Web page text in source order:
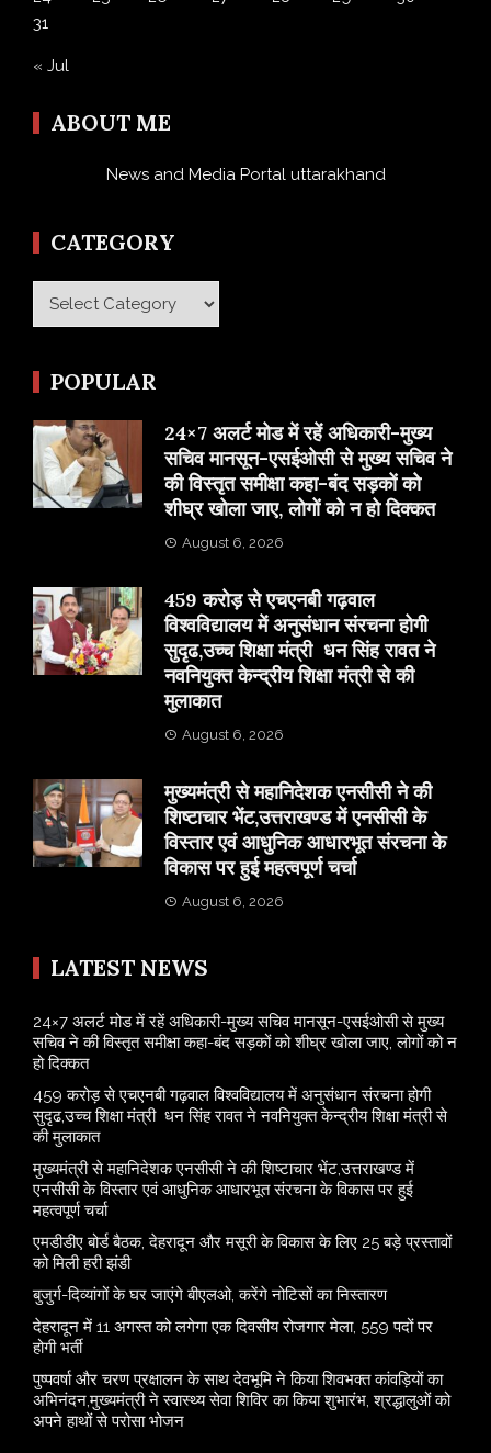
31
« Jul
ABOUT ME
News and Media Portal uttarakhand
CATEGORY
Category
POPULAR
24×7 अलर्ट मोड में रहें अधिकारी-मुख्य
सचिव मानसून-एसईओसी से मुख्य सचिव ने
की विस्तृत समीक्षा कहा-बंद सड़कों को
शीघ्र खोला जाए, लोगों को न हो दिक्कत
August 6, 2026
459 करोड़ से एचएनबी गढ़वाल
विश्वविद्यालय में अनुसंधान संरचना होगी
सुदृढ,उच्च शिक्षा मंत्री धन सिंह रावत ने
नवनियुक्त केन्द्रीय शिक्षा मंत्री से की
मुलाकात
August 6, 2026
मुख्यमंत्री से महानिदेशक एनसीसी ने की
शिष्टाचार भेंट,उत्तराखण्ड में एनसीसी के
विस्तार एवं आधुनिक आधारभूत संरचना के
विकास पर हुई महत्वपूर्ण चर्चा
August 6, 2026
LATEST NEWS
24×7 अलर्ट मोड में रहें अधिकारी-मुख्य सचिव मानसून-एसईओसी से मुख्य
सचिव ने की विस्तृत समीक्षा कहा-बंद सड़कों को शीघ्र खोला जाए, लोगों को न
हो दिक्कत
459 करोड़ से एचएनबी गढ़वाल विश्वविद्यालय में अनुसंधान संरचना होगी
सुदृढ,उच्च शिक्षा मंत्री धन सिंह रावत ने नवनियुक्त केन्द्रीय शिक्षा मंत्री से
की मुलाकात
मुख्यमंत्री से महानिदेशक एनसीसी ने की शिष्टाचार भेंट,उत्तराखण्ड में
एनसीसी के विस्तार एवं आधुनिक आधारभूत संरचना के विकास पर हुई
महत्वपूर्ण चर्चा
एमडीडीए बोर्ड बैठक, देहरादून और मसूरी के विकास के लिए 25 बड़े प्रस्तावों
को मिली हरी झंडी
बुजुर्ग-दिव्यांगों के घर जाएंगे बीएलओ, करेंगे नोटिसों का निस्तारण
​देहरादून में 11 अगस्त को लगेगा एक दिवसीय रोजगार मेला, 559 पदों पर
होगी भर्ती
पुष्पवर्षा और चरण प्रक्षालन के साथ देवभूमि ने किया शिवभक्त कांवड़ियों का
अभिनंदन,मुख्यमंत्री ने स्वास्थ्य सेवा शिविर का किया शुभारंभ, श्रद्धालुओं को
अपने हाथों से परोसा भोजन